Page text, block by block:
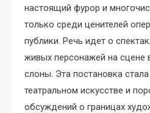
настоящий фурор и
только среди ценителей
публики. Речь идет о
живых персонажей на сцене
слоны. Эта постановка
театральном искусстве и
обсуждений о границах